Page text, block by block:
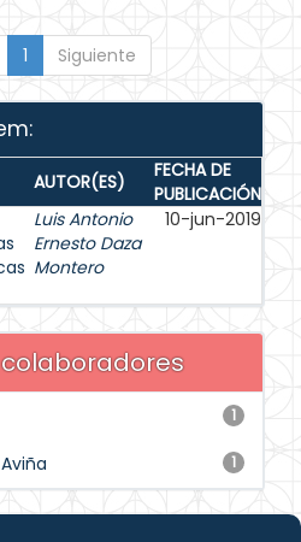
1 Siguiente
AUTOR(ES)
FECHA DE
PUBLICACIÓN
Luis Antonio
Ernesto Daza
Montero
10-jun-2019
1
1